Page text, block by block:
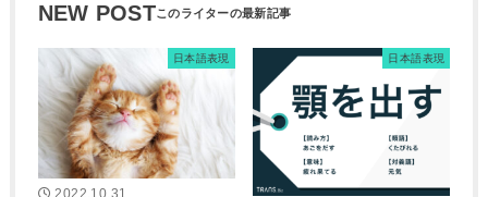
NEW POST
日本語表現
2022.10.31
日本語表現